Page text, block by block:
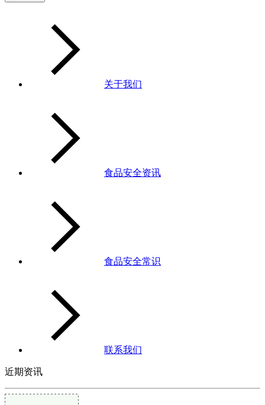
关于我们
食品安全资讯
食品安全常识
联系我们
近期资讯